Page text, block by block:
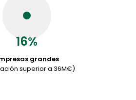
16%
grandes
superior a 36M€)